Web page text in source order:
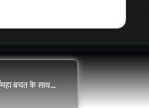
महा बचत के साथ